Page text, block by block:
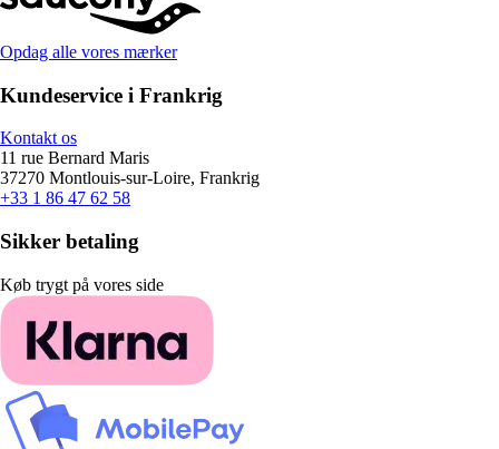
Opdag alle vores mærker
Kundeservice i Frankrig
Kontakt os
11 rue Bernard Maris
37270 Montlouis-sur-Loire, Frankrig
+33 1 86 47 62 58
Sikker betaling
Køb trygt på vores side